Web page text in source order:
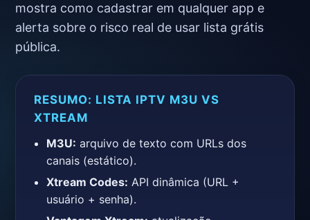
mostra como cadastrar em qualquer app e
alerta sobre o risco real de usar lista grátis
pública.
RESUMO: LISTA IPTV M3U VS
XTREAM
M3U: arquivo de texto com URLs dos
canais (estático).
Xtream Codes: API dinâmica (URL +
usuário + senha).